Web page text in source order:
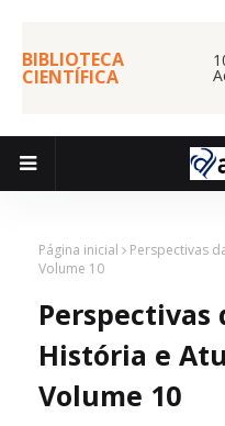
BIBLIOTECA
CIENTÍFICA
Página inicial
Perspectivas
Volume 10
Perspectivas
História e
Volume 10